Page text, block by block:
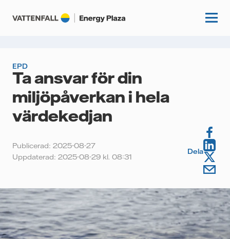
Start
Kunskapshubb
Guider
Krönikor
Kundcase
Videor
Event
Om oss
Vattenfall.se
EPD
Ta ansvar för din
miljöpåverkan i hela
värdekedjan
Publicerad: 2025-08-27
Uppdaterad: 2025-08-29 kl. 08:31
Dela